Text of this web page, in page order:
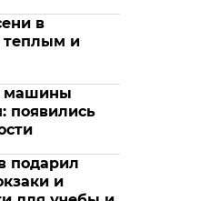
в
теплым и
машины
появились
подарил
и